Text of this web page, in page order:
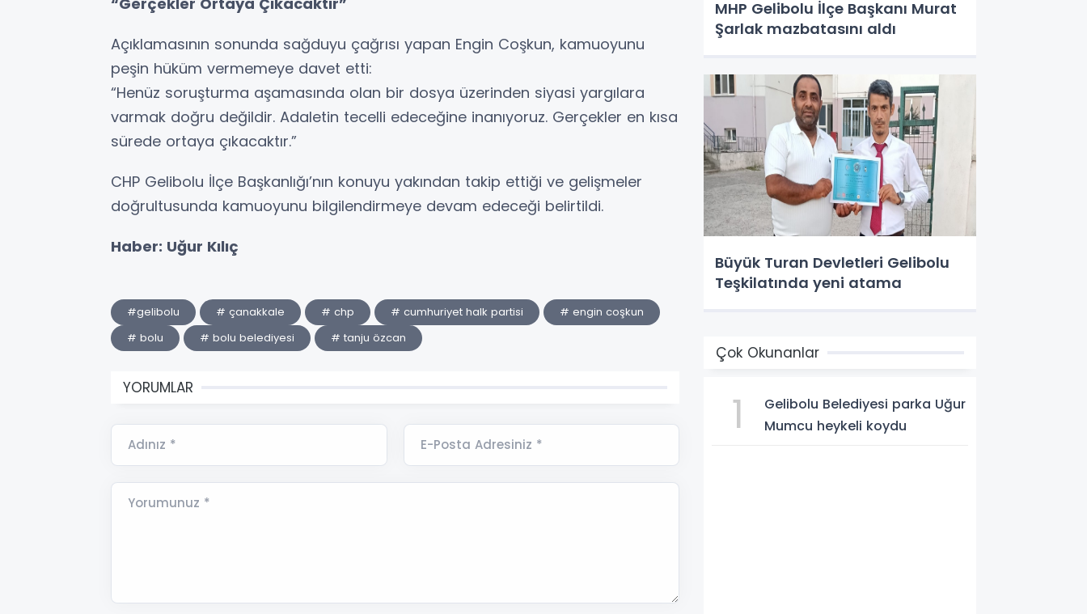
Açıklamasının sonunda sağduyu çağrısı yapan Engin Coşkun, kamuoyunu
peşin hüküm vermemeye davet etti:
“Henüz soruşturma aşamasında olan bir dosya üzerinden siyasi yargılara
varmak doğru değildir. Adaletin tecelli edeceğine inanıyoruz. Gerçekler en kısa
sürede ortaya çıkacaktır.”
CHP Gelibolu İlçe Başkanlığı’nın konuyu yakından takip ettiği ve gelişmeler
doğrultusunda kamuoyunu bilgilendirmeye devam edeceği belirtildi.
Haber: Uğur Kılıç
#gelibolu # çanakkale # chp # cumhuriyet halk partisi
# engin coşkun
# bolu
# bolu belediyesi # tanju özcan
YORUMLAR
Adınız * E-Posta Adresiniz *
Yorumunuz *
MHP Gelibolu İlçe Başkanı Murat
Şarlak mazbatasını aldı
Büyük Turan Devletleri Gelibolu
Teşkilatında yeni atama
Çok Okunanlar
1
Gelibolu Belediyesi parka Uğur
Mumcu heykeli koydu